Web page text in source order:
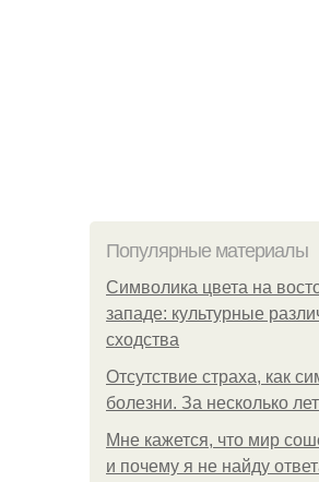
Популярные материалы
Символика цвета на
западе: культурные
сходства
Отсутствие страха, как
болезни. За несколько
Мне кажется, что мир
и почему я не найду